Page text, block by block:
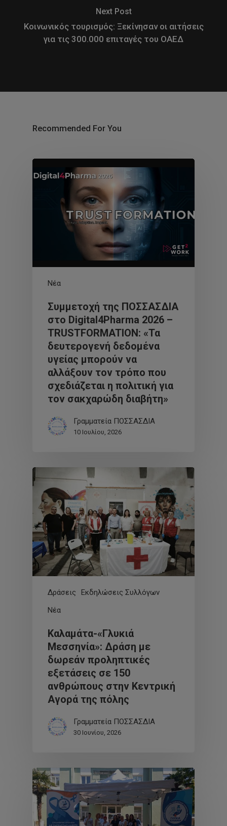
Next Post
Κοινωνικός τουρισμός: Ξεκίνησαν οι αιτήσεις
για τις 300.000 επιταγές του ΟΑΕΔ
Recommended For You
Νέα
Συμμετοχή της ΠΟΣΣΑΣΔΙΑ
στο Digital4Pharma 2026 –
TRUSTFORMATION: «Τα
δευτερογενή δεδομένα
υγείας μπορούν να
αλλάξουν τον τρόπο που
σχεδιάζεται η πολιτική για
τον σακχαρώδη διαβήτη»
Γραμματεία ΠΟΣΣΑΣΔΙΑ
10 Ιουλίου, 2026
Δράσεις
Εκδηλώσεις Συλλόγων
Νέα
Καλαμάτα-«Γλυκιά
Μεσσηνία»: Δράση με
δωρεάν προληπτικές
εξετάσεις σε 150
ανθρώπους στην Κεντρική
Αγορά της πόλης
Γραμματεία ΠΟΣΣΑΣΔΙΑ
30 Ιουνίου, 2026